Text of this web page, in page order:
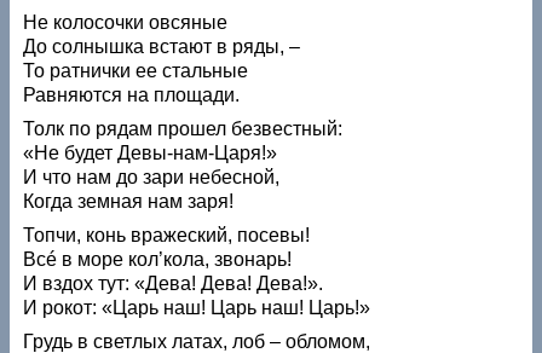
Не колосочки овсяные
До солнышка встают в ряды, –
То ратнички ее стальные
Равняются на площади.
Толк по рядам прошел безвестный:
«Не будет Девы-нам-Царя!»
И что нам до зари небесной,
Когда земная нам заря!
Топчи, конь вражеский, посевы!
Всé в море кол’кола, звонарь!
И вздох тут: «Дева! Дева! Дева!».
И рокот: «Царь наш! Царь наш! Царь!»
Грудь в светлых латах, лоб – обломом,